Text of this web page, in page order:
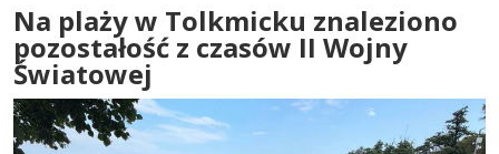
Na plaży w Tolkmicku znaleziono
pozostałość z czasów II Wojny
Światowej